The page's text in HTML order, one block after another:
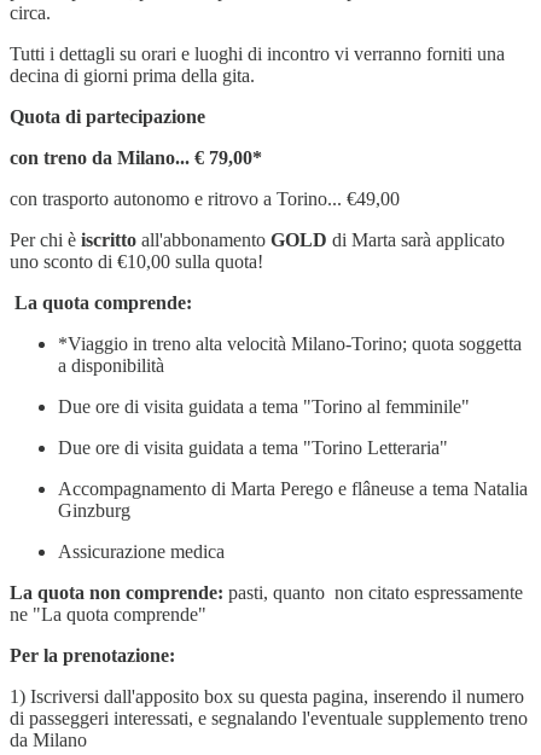
circa.
Tutti i dettagli su orari e luoghi di incontro vi verranno forniti una
decina di giorni prima della gita.
Quota di partecipazione
con treno da Milano... € 79,00*
con trasporto autonomo e ritrovo a Torino... €49,00
Per chi è iscritto all'abbonamento GOLD di Marta sarà applicato
uno sconto di €10,00 sulla quota!
La quota comprende:
*Viaggio in treno alta velocità Milano-Torino; quota soggetta
a disponibilità
Due ore di visita guidata a tema "Torino al femminile"
Due ore di visita guidata a tema "Torino Letteraria"
Accompagnamento di Marta Perego e flâneuse a tema Natalia
Ginzburg
Assicurazione medica
La quota non comprende: pasti, quanto non citato espressamente
ne "La quota comprende"
Per la prenotazione:
1) Iscriversi dall'apposito box su questa pagina, inserendo il numero
di passeggeri interessati, e segnalando l'eventuale supplemento treno
da Milano